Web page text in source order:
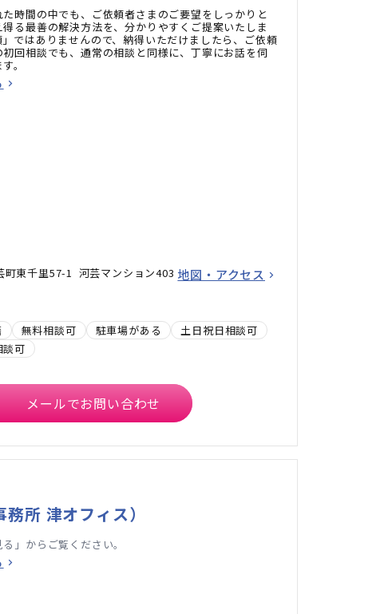
時間の中でも、ご依頼者さまのご要望をしっかりと
る最善の解決方法を、分かりやすくご提案いたしま
ではありませんので、納得いただけましたら、ご依頼
初回相談でも、通常の相談と同様に、丁寧にお話を伺
。
町東千里57-1 河芸マンション403 地図・アクセス
無料相談可 駐車場がある
土日祝日相談可
談可
メールでお問い合わせ
所 津オフィス）
」からご覧ください。